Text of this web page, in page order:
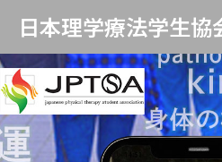
日本理学療法学生協